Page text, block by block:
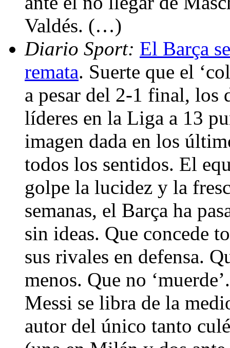
Valdés. (…)
Diario Sport: El Barça
remata. Suerte que el
a pesar del 2-1 final, los
líderes en la Liga a 13
imagen dada en los
todos los sentidos. El
golpe la lucidez y la
semanas, el Barça ha
sin ideas. Que concede
sus rivales en defensa.
menos. Que no
Messi se libra de la
autor del único tanto